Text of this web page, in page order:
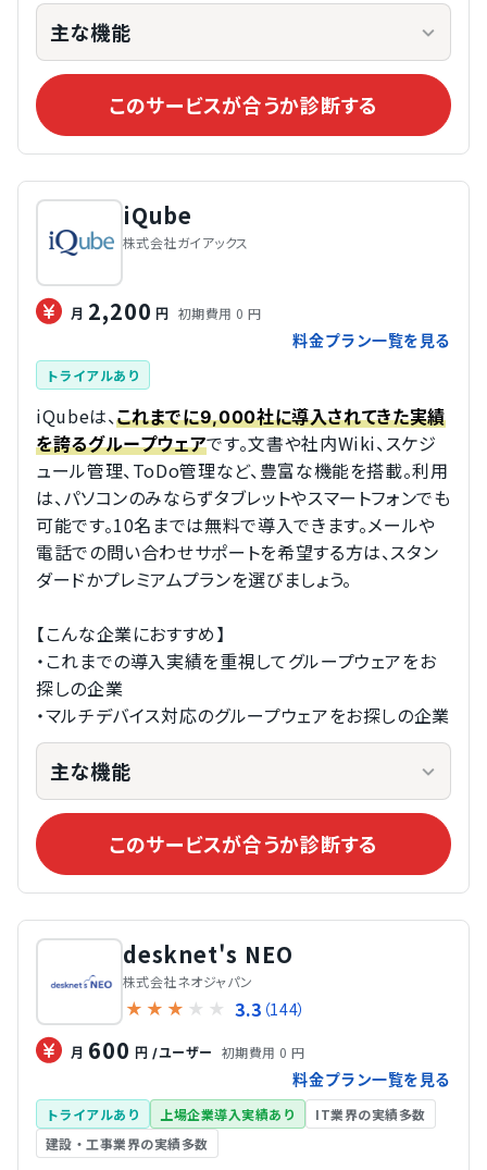
主な機能
このサービスが合うか診断する
iQube
株式会社ガイアックス
月 2,200 円
初期費用 0 円
料金プラン一覧を見る
トライアルあり
iQubeは、これまでに9,000社に導入されてきた実績
を誇るグループウェアです。文書や社内Wiki、スケジ
ュール管理、ToDo管理など、豊富な機能を搭載。利用
は、パソコンのみならずタブレットやスマートフォンでも
可能です。10名までは無料で導入できます。メールや
電話での問い合わせサポートを希望する方は、スタン
ダードかプレミアムプランを選びましょう。
【こんな企業におすすめ】
・これまでの導入実績を重視してグループウェアをお
探しの企業
・マルチデバイス対応のグループウェアをお探しの企業
主な機能
このサービスが合うか診断する
desknet's NEO
株式会社ネオジャパン
★ ★ ★ ★ ★ 3.3 （144）
月 600 円 /ユーザー
初期費用 0 円
料金プラン一覧を見る
トライアルあり
上場企業導入実績あり
IT業界の実績多数
建設・工事業界の実績多数